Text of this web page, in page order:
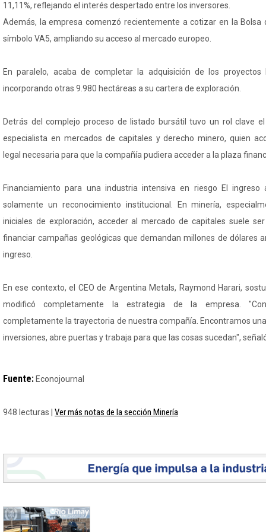
11,11%, reflejando el interés despertado entre los inversores.
Además, la empresa comenzó recientemente a cotizar en la Bolsa
símbolo VA5, ampliando su acceso al mercado europeo.
En paralelo, acaba de completar la adquisición de los proyectos
incorporando otras 9.980 hectáreas a su cartera de exploración.
Detrás del complejo proceso de listado bursátil tuvo un rol clave
especialista en mercados de capitales y derecho minero, quien
legal necesaria para que la compañía pudiera acceder a la plaza
Financiamiento para una industria intensiva en riesgo El
solamente un reconocimiento institucional. En minería,
iniciales de exploración, acceder al mercado de capitales suele
financiar campañas geológicas que demandan millones de dólares
ingreso.
En ese contexto, el CEO de Argentina Metals, Raymond Harari,
modificó completamente la estrategia de la empresa.
completamente la trayectoria de nuestra compañía. Encontramos
inversiones, abre puertas y trabaja para que las cosas sucedan",
Fuente: Econojournal
948 lecturas | Ver más notas de la sección Minería